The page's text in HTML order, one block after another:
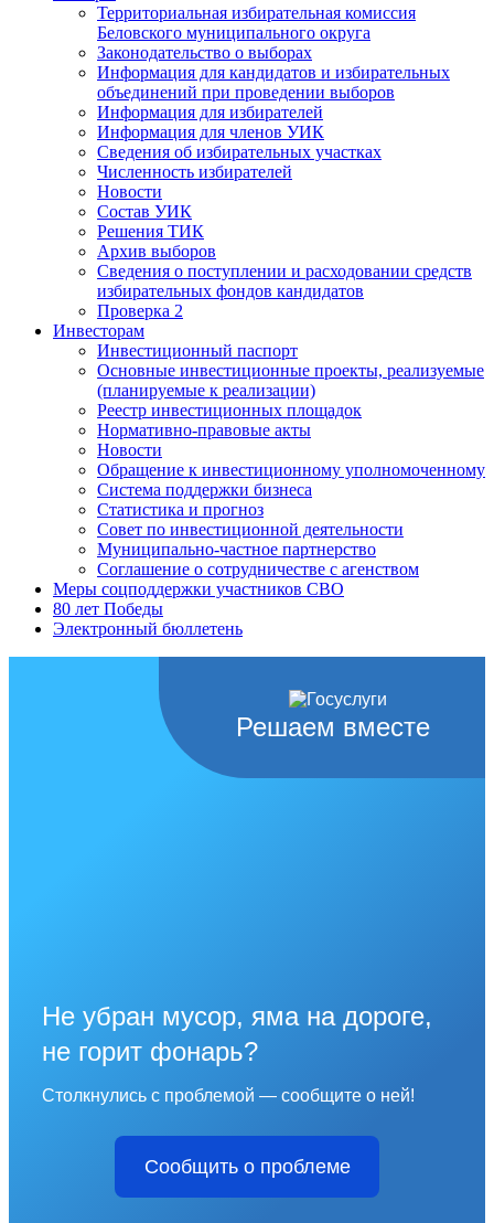
Территориальная избирательная комиссия
Беловского муниципального округа
Законодательство о выборах
Информация для кандидатов и избирательных
объединений при проведении выборов
Информация для избирателей
Информация для членов УИК
Сведения об избирательных участках
Численность избирателей
Новости
Состав УИК
Решения ТИК
Архив выборов
Сведения о поступлении и расходовании средств
избирательных фондов кандидатов
Проверка 2
Инвесторам
Инвестиционный паспорт
Основные инвестиционные проекты, реализуемые
(планируемые к реализации)
Реестр инвестиционных площадок
Нормативно-правовые акты
Новости
Обращение к инвестиционному уполномоченному
Система поддержки бизнеса
Статистика и прогноз
Совет по инвестиционной деятельности
Муниципально-частное партнерство
Соглашение о сотрудничестве с агенством
Меры соцподдержки участников СВО
80 лет Победы
Электронный бюллетень
Решаем вместе
Не убран мусор, яма на дороге,
не горит фонарь?
Столкнулись с проблемой — сообщите о ней!
Сообщить о проблеме